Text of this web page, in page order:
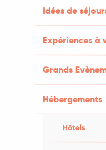
Idées de
Expériences à
Grands
Hébergements
Hôtels
réseaux !
sur votre